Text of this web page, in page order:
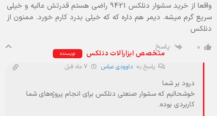
واقعا از خرید سشوار دنلکس 9421 راضی هستم قدرتش عالیه و خیلی
سریع گرم میشه. دیمر هم داره که که خیلی بدرد کارم خورد. ممنون از
دنلکس
0 پاسخ
متخصص ابزارآلات دنلکس نویسنده
پاسخ به داوودی عباس
درود بر شما
خوشحالیم که سشوار صنعتی دنلکس برای انجام پروژه‌های شما
کاربردی بوده.